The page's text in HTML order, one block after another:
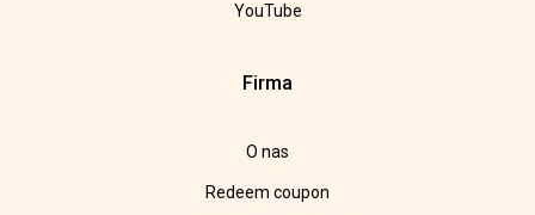
YouTube
Firma
O nas
Redeem coupon